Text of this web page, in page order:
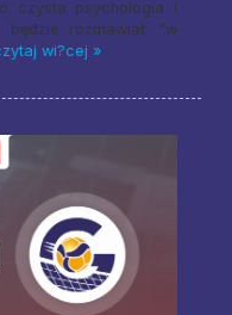
czysta psychologia i
rozmawiał: "w
wi?cej »